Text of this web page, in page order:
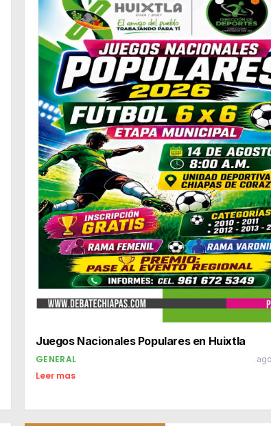
Juegos Nacionales Populares en Huixtla
GENERAL
Leer mas